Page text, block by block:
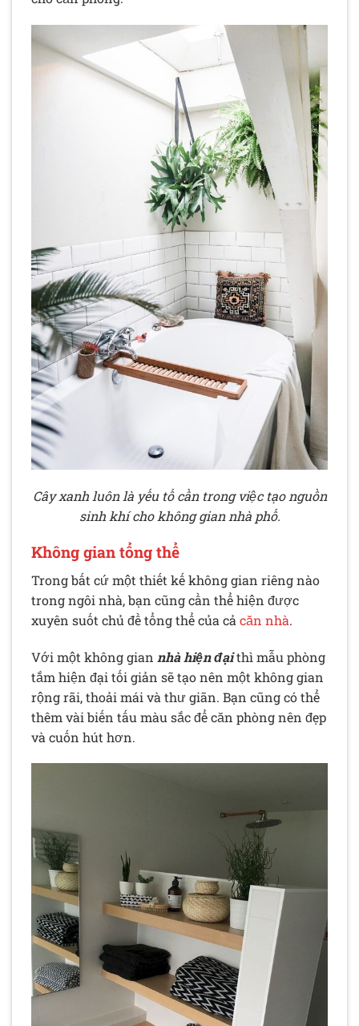
Cây xanh luôn là yếu tố cần trong việc tạo nguồn
sinh khí cho không gian nhà phố.
Không gian tổng thể
Trong bất cứ một thiết kế không gian riêng nào
trong ngôi nhà, bạn cũng cần thể hiện được
xuyên suốt chủ đề tổng thể của cả căn nhà.
Với một không gian nhà hiện đạithì mẫu phòng
tắm hiện đại tối giản sẽ tạo nên một không gian
rộng rãi, thoải mái và thư giãn. Bạn cũng có thể
thêm vài biến tấu màu sắc để căn phòng nên đẹp
và cuốn hút hơn.